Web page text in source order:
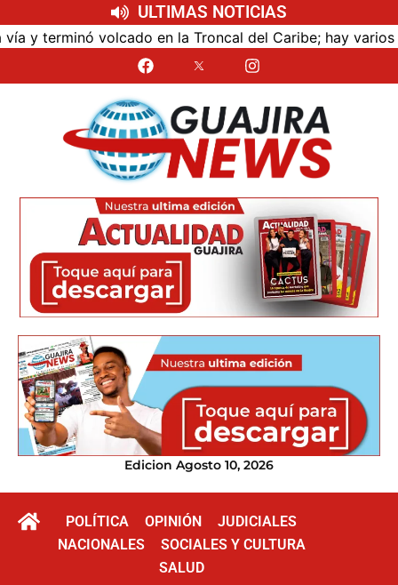
ULTIMAS NOTICIAS
volcado en la Troncal del Caribe; hay varios
Edicion Agosto 10, 2026
POLÍTICA OPINIÓN
JUDICIALES
NACIONALES
SOCIALES Y CULTURA
SALUD